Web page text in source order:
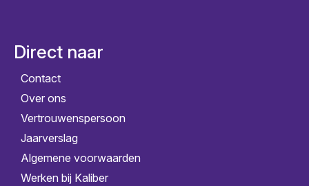
Direct naar
Contact
Over ons
Vertrouwenspersoon
Jaarverslag
Algemene voorwaarden
Werken bij Kaliber